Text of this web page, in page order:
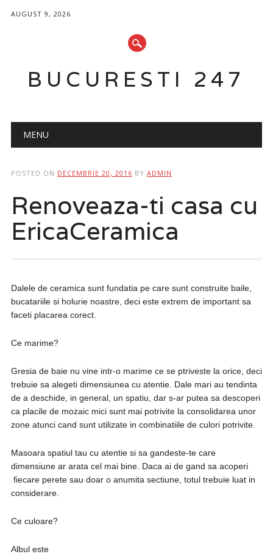
AUGUST 9, 2026
BUCURESTI 247
Main menu
MENU
POSTED ON DECEMBRIE 20, 2016 BY ADMIN
Renoveaza-ti casa cu
EricaCeramica
Dalele de ceramica sunt fundatia pe care sunt construite baile,
bucatariile si holurie noastre, deci este extrem de important sa
faceti placarea corect.
Ce marime?
Gresia de baie nu vine intr-o marime ce se ptriveste la orice, deci
trebuie sa alegeti dimensiunea cu atentie. Dale mari au tendinta
de a deschide, in general, un spatiu, dar s-ar putea sa descoperi
ca placile de mozaic mici sunt mai potrivite la consolidarea unor
zone atunci cand sunt utilizate in combinatiile de culori potrivite.
Masoara spatiul tau cu atentie si sa gandeste-te care
dimensiune ar arata cel mai bine. Daca ai de gand sa acoperi
fiecare perete sau doar o anumita sectiune, totul trebuie luat in
considerare.
Ce culoare?
Albul este